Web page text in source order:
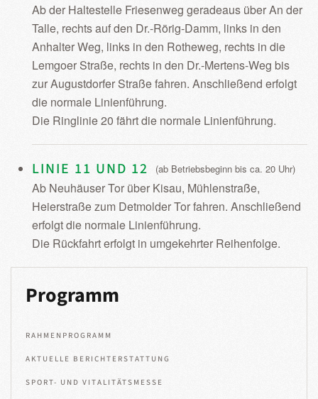
Ab der Haltestelle Friesenweg geradeaus über An der
Talle, rechts auf den Dr.-Rörig-Damm, links in den
Anhalter Weg, links in den Rotheweg, rechts in die
Lemgoer Straße, rechts in den Dr.-Mertens-Weg bis
zur Augustdorfer Straße fahren. Anschließend erfolgt
die normale Linienführung.
Die Ringlinie 20 fährt die normale Linienführung.
LINIE 11 UND 12 (ab Betriebsbeginn bis ca. 20 Uhr)
Ab Neuhäuser Tor über Kisau, Mühlenstraße,
Heierstraße zum Detmolder Tor fahren. Anschließend
erfolgt die normale Linienführung.
Die Rückfahrt erfolgt in umgekehrter Reihenfolge.
Programm
RAHMENPROGRAMM
AKTUELLE BERICHTERSTATTUNG
SPORT- UND VITALITÄTSMESSE